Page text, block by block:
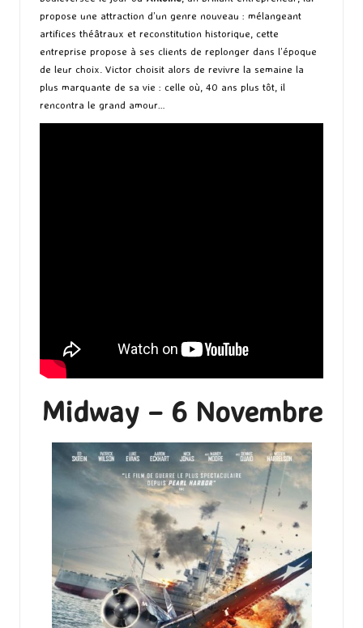
propose une attraction d’un genre nouveau : mélangeant
artifices théâtraux et reconstitution historique, cette
entreprise propose à ses clients de replonger dans l’époque
de leur choix. Victor choisit alors de revivre la semaine la
plus marquante de sa vie : celle où, 40 ans plus tôt, il
rencontra le grand amour…
Midway – 6 Novembre